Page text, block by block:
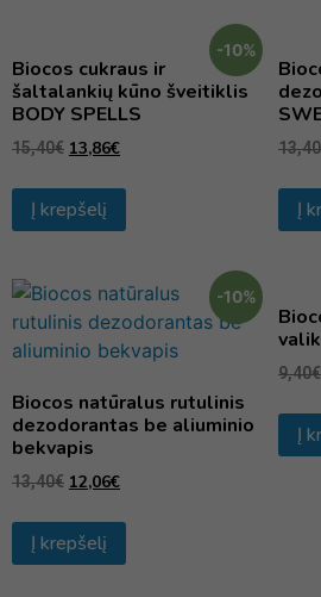
-10%
Biocos cukraus ir
šaltalankių kūno šveitiklis
BODY SPELLS
15,40€ 13,86€
Į krepšelį
13,40
Į
-10%
Biocos natūralus rutulinis
dezodorantas be aliuminio
bekvapis
13,40€ 12,06€
Į krepšelį
9,40€
Į